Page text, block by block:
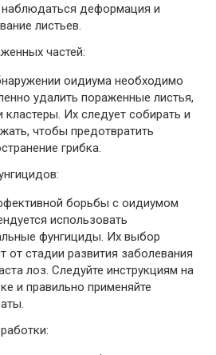
деформация и
листьев.
частей:
оидиума необходимо
удалить пораженные листья,
кластеры. Их следует собирать и
чтобы предотвратить
грибка.
борьбы с оидиумом
использовать
фунгициды. Их выбор
от стадии развития заболевания
лоз. Следуйте инструкциям на
и правильно применяйте